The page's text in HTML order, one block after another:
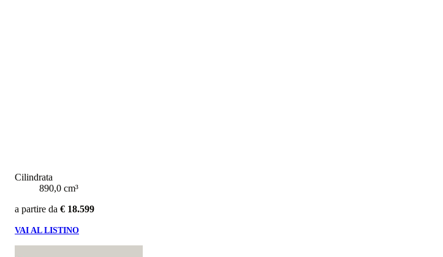
Cilindrata
890,0 cm³
a partire da € 18.599
VAI AL LISTINO